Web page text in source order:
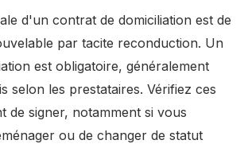
d'un contrat de domiciliation est de
par tacite reconduction. Un
est obligatoire, généralement
selon les prestataires. Vérifiez ces
de signer, notamment si vous
ou de changer de statut